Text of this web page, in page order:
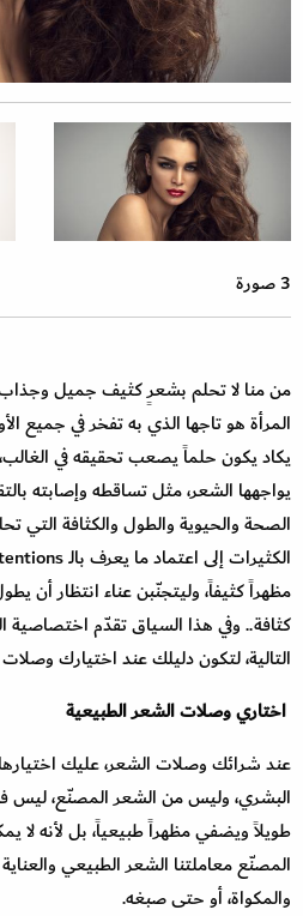
3 صورة
من منا لا تحلم بشعرٍ كثيف جميل وجذاب
المرأة هو تاجها الذي به تفخر في جميع
يكاد يكون حلماً يصعب تحقيقه في
يواجهها الشعر، مثل تساقطه وإصابته
الصحة والحيوية والطول والكثافة التي
مظهراً كثيفاً، وليتجنّبن عناء انتظار أن
كثافة.. وفي هذا السياق تقدّم اختصاصية
التالية، لتكون دليلك عند اختيارك
اختاري وصلات الشعر الطبيعية
عند شرائك وصلات الشعر، عليك
البشري، وليس من الشعر المصنّع، ليس
طويلاً ويضفي مظهراً طبيعياً، بل لأنه لا
المصنّع معاملتنا الشعر الطبيعي
والمكواة، أو حتى صبغه.